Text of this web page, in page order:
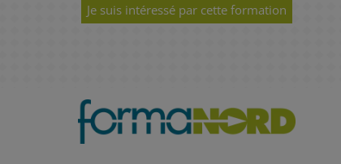
Je suis intéressé par cette formation